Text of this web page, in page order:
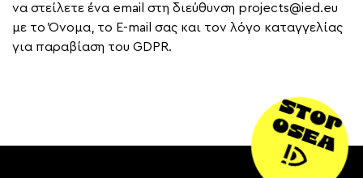
να στείλετε ένα email στη διεύθυνση projects@ied.eu
με το Όνομα, το E-mail σας και τον λόγο καταγγελίας
για παραβίαση του GDPR.
STOP
OSEA